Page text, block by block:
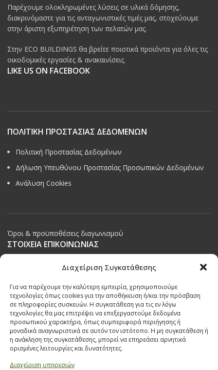
Διαχείριση Συγκατάθεσης
Για να παρέχουμε την καλύτερη εμπειρία, χρησιμοποιούμε
τεχνολογίες όπως cookies για την αποθήκευση ή/και την πρόσβαση
σε πληροφορίες συσκευών. Η συγκατάθεση για τις εν λόγω
τεχνολογίες θα μας επιτρέψει να επεξεργαστούμε δεδομένα
προσωπικού χαρακτήρα, όπως συμπεριφορά περιήγησης ή
μοναδικά αναγνωριστικά σε αυτόν τον ιστότοπο. Η μη συγκατάθεση ή
η ανάκληση της συγκατάθεσης, μπορεί να επηρεάσει αρνητικά
ορισμένες λειτουργίες και δυνατότητες.
Διαχείριση υπηρεσιών
Παρέχουμε ολοκληρωμένες λύσεις σε υλικά δόμησης,
διακρινόμαστε για τις ανταγωνιστικές τιμές μας, στοχεύουμε
στην άριστη εξυπηρέτηση των πελατών μας.
Στην ECO BUILDINGS θα βρείτε ποιοτικά προϊόντα για όλες τις
οικοδομικές εργασίες & ανακαινίσεις.
LIKE US ON FACEBOOK
ΠΟΛΙΤΙΚΗ ΠΡΟΣΤΑΣΙΑΣ ΔΕΔΟΜΕΝΩΝ
Πολιτική Προστασίας Δεδομένων
Δήλωση Υπευθύνου Προστασίας Προσωπικών Δεδομένων
Ανάλυση Cookies
Όροι & προϋποθέσεις διαγωνισμού
ΣΤΟΙΧΕΙΑ ΕΠΙΚΟΙΝΩΝΙΑΣ
Παπαναστασίου 209,
Τηλ:231 030 9709,231 035 1630
Email:info@ecobuildings.gr
Email:eshop@ecobuildings.gr
ΟΡΟΙ ΧΡΗΣΗΣ
ΠΟΛΙΤΙΚΗ ΑΠΟΡΡΗΤΟΥ
ΒΡΕΙΤΕ ΜΑΣ ΣΤΟ ΧΑΡΤΗ